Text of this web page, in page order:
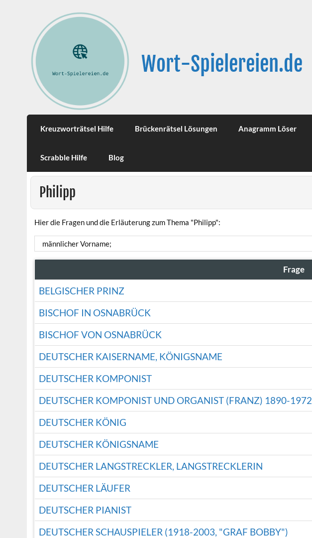
Wort-Spielereien.de
Kreuzworträtsel Hilfe Brückenrätsel Lösungen Anagramm Löser
Scrabble Hilfe Blog
Philipp
Hier die Fragen und die Erläuterung zum Thema "Philipp":
männlicher Vorname;
Frage
BELGISCHER PRINZ
BISCHOF IN OSNABRÜCK
BISCHOF VON OSNABRÜCK
DEUTSCHER KAISERNAME, KÖNIGSNAME
DEUTSCHER KOMPONIST
DEUTSCHER KOMPONIST UND ORGANIST (FRANZ) 1890-1972
DEUTSCHER KÖNIG
DEUTSCHER KÖNIGSNAME
DEUTSCHER LANGSTRECKLER, LANGSTRECKLERIN
DEUTSCHER LÄUFER
DEUTSCHER PIANIST
DEUTSCHER SCHAUSPIELER (1918-2003, "GRAF BOBBY")